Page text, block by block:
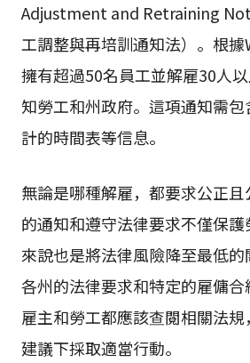
Adjustment and Retraining
工調整與再培訓通知法）。根據
擁有超過50名員工並解雇30人
知勞工和州政府。這項通知需
計的時間表等信息。
無論是哪種解雇，都要求公正
的通知和遵守法律要求不僅保
來說也是將法律風險降至最低
各州的法律要求和特定的雇傭合
雇主和勞工都應該查閱相關法
建議下採取適當行動。